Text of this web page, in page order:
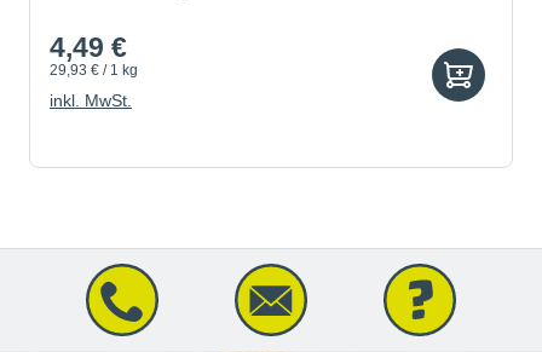
4,49 €
29,93 € / 1 kg
inkl. MwSt.